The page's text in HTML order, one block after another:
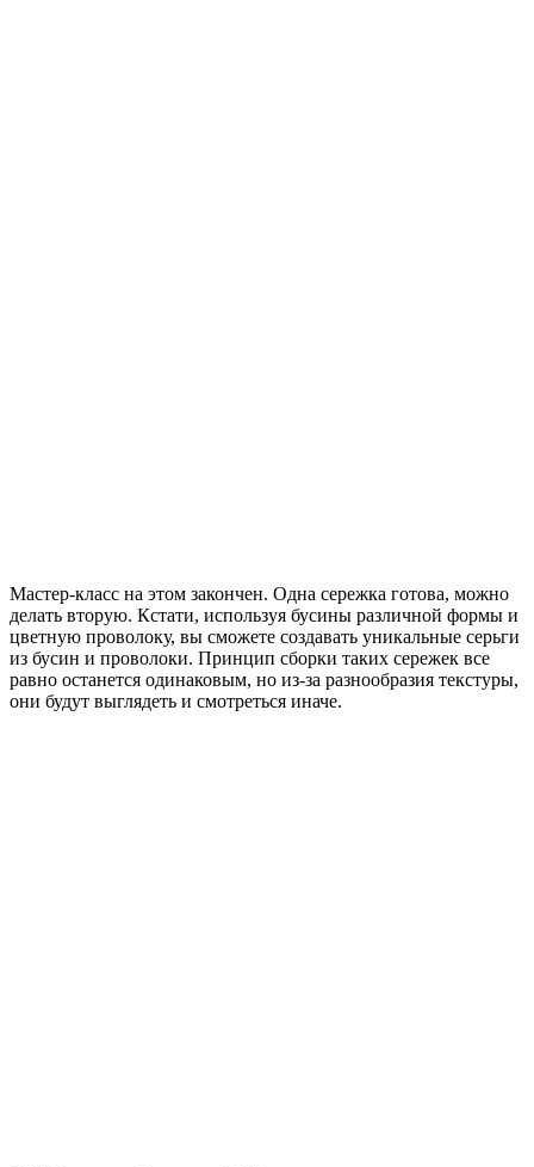
Мастер-класс на этом закончен. Одна сережка готова, можно
делать вторую. Кстати, используя бусины различной формы и
цветную проволоку, вы сможете создавать уникальные серьги
из бусин и проволоки. Принцип сборки таких сережек все
равно останется одинаковым, но из-за разнообразия текстуры,
они будут выглядеть и смотреться иначе.